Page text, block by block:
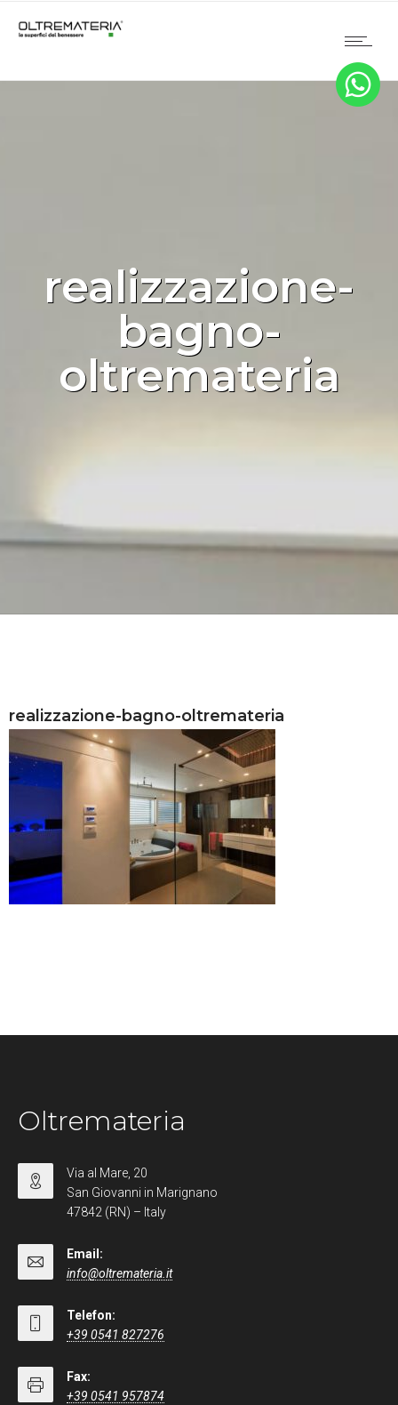
realizzazione-
bagno-
oltremateria
realizzazione-bagno-oltremateria
Oltremateria
Via al Mare, 20
San Giovanni in Marignano
47842 (RN) – Italy
Email:
info@oltremateria.it
Telefon:
+39 0541 827276
Fax:
+39 0541 957874